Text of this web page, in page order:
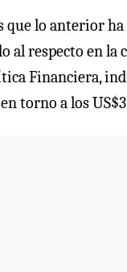
que lo anterior
al respecto en la
Financiera,
torno a los